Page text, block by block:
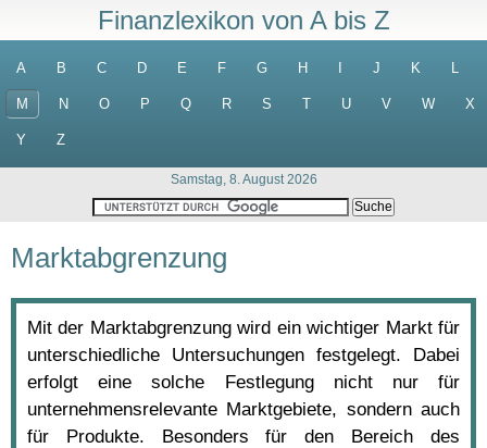
Finanzlexikon von A bis Z
A B C D E F G H J K L
M N O P Q R S T U V W X
Y Z
Samstag, 8. August 2026
Marktabgrenzung
Mit der Marktabgrenzung wird ein wichtiger Markt für
unterschiedliche Untersuchungen festgelegt. Dabei
erfolgt eine solche Festlegung nicht nur für
unternehmensrelevante Marktgebiete, sondern auch
für Produkte. Besonders für den Bereich des